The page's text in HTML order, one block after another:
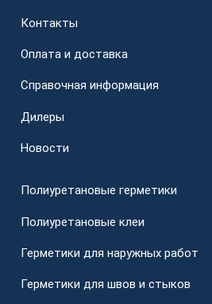
Контакты
Оплата и доставка
Справочная информация
Дилеры
Новости
Полиуретановые герметики
Полиуретановые клеи
Герметики для наружных работ
Герметики для швов и стыков